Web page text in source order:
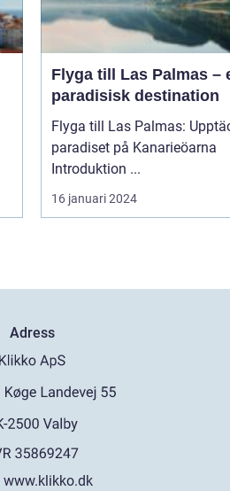
Flyga till Las Palmas –
paradisisk destination
Flyga till Las Palmas:
paradiset på Kanarieöarna
Introduktion ...
16 januari 2024
Adress
www.klikko.dk